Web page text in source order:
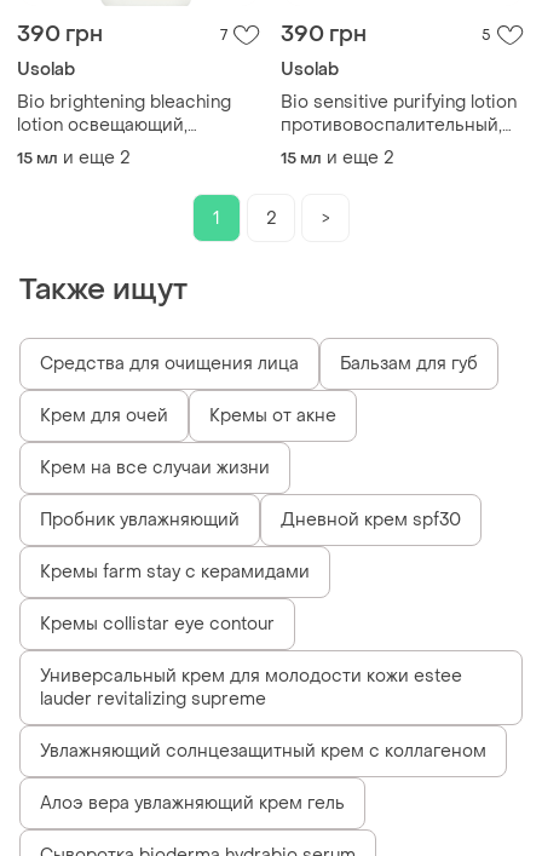
390 грн 7
Usolab
Bio brightening bleaching
lotion освещающий,
антиоксидантный и
омолаживающий крем -
15 мл и еще 2
390 грн 5
Usolab
Bio sensitive purifying lotion
противовоспалительный,
антибактериальный и
омолаживающий крем -
15 мл и еще 2
1 2 >
Также ищут
Средства для очищения лица Бальзам для губ
Крем для очей Кремы от акне
Крем на все случаи жизни
Пробник увлажняющий Дневной крем spf30
Кремы farm stay с керамидами
Кремы collistar eye contour
Универсальный крем для молодости кожи estee
lauder revitalizing supreme
Увлажняющий солнцезащитный крем с коллагеном
Алоэ вера увлажняющий крем гель